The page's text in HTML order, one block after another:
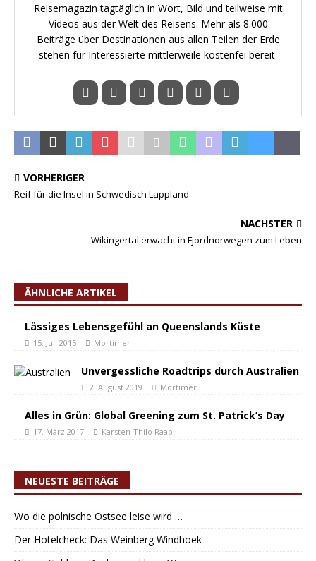
Reisemagazin tagtäglich in Wort, Bild und teilweise mit
Videos aus der Welt des Reisens. Mehr als 8.000
Beiträge über Destinationen aus allen Teilen der Erde
stehen für Interessierte mittlerweile kostenfei bereit.
VORHERIGER
Reif für die Insel in Schwedisch Lappland
NÄCHSTER
Wikingertal erwacht in Fjordnorwegen zum Leben
ÄHNLICHE ARTIKEL
Lässiges Lebensgefühl an Queenslands Küste
15. Juli 2015 Mortimer
Unvergessliche Roadtrips durch Australien
2. August 2019 Mortimer
Alles in Grün: Global Greening zum St. Patrick’s Day
17. März 2017 Karsten-Thilo Raab
NEUESTE BEITRÄGE
Wo die polnische Ostsee leise wird …
Der Hotelcheck: Das Weinberg Windhoek